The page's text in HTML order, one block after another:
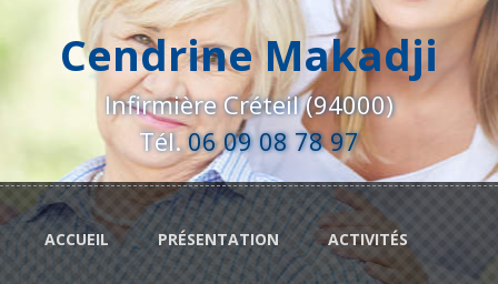
Aller au contenu principal
Cendrine Makadji
Infirmière Créteil (94000)
Tél.06 09 08 78 97
ACCUEIL PRÉSENTATION ACTIVITÉS